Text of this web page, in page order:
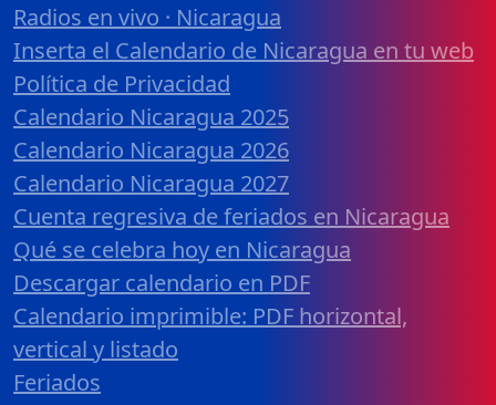
Radios en vivo · Nicaragua
Inserta el Calendario de Nicaragua en tu web
Política de Privacidad
Calendario Nicaragua 2025
Calendario Nicaragua 2026
Calendario Nicaragua 2027
Cuenta regresiva de feriados en Nicaragua
Qué se celebra hoy en Nicaragua
Descargar calendario en PDF
Calendario imprimible: PDF horizontal,
vertical y listado
Feriados